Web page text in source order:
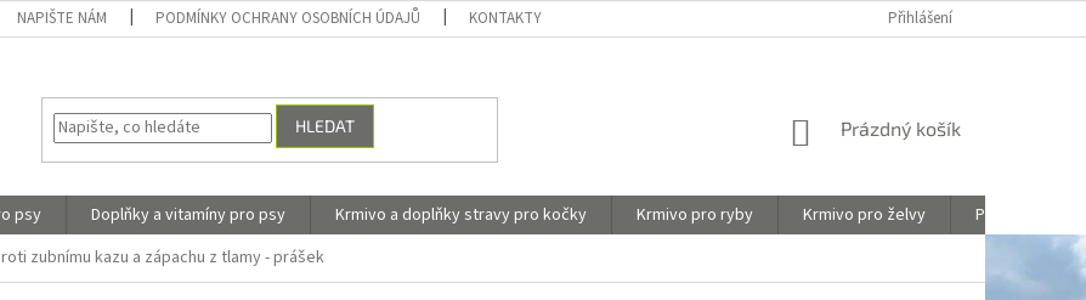
NAPIŠTE NÁM PODMÍNKY OCHRANY OSOBNÍCH ÚDAJŮ KONTAKTY HODNOCENÍ OBCHODU
Přihlášení
HLEDAT
NÁKUPNÍ
Prázdný košík
psy Doplňky a vitamíny pro psy Krmivo a doplňky stravy pro kočky Krmivo pro ryby Krmivo pro želvy
Péče o akvária
zubnímu kazu a zápachu z tlamy - prášek